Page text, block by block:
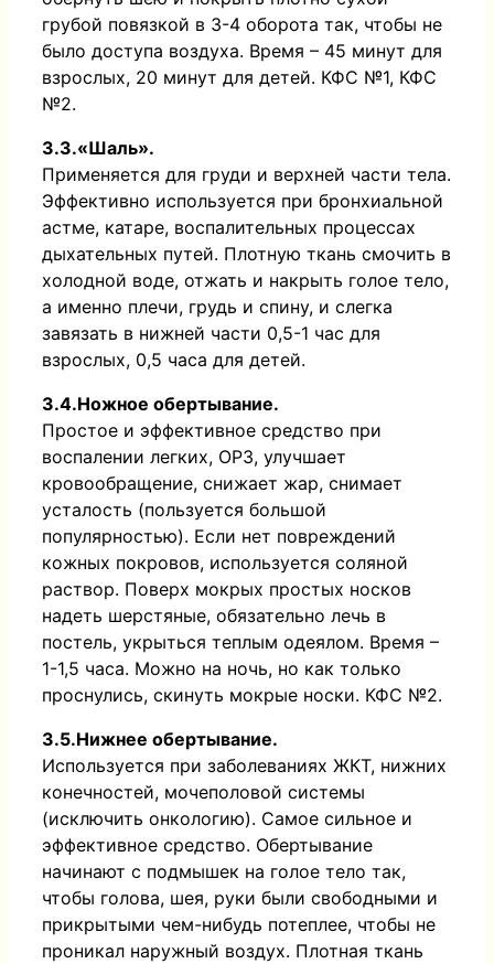
грубой повязкой в 3-4 оборота так, чтобы не
было доступа воздуха. Время – 45 минут для
взрослых, 20 минут для детей. КФС №1, КФС
№2.
3.3.«Шаль».
Применяется для груди и верхней части тела.
Эффективно используется при бронхиальной
астме, катаре, воспалительных процессах
дыхательных путей. Плотную ткань смочить в
холодной воде, отжать и накрыть голое тело,
а именно плечи, грудь и спину, и слегка
завязать в нижней части 0,5-1 час для
взрослых, 0,5 часа для детей.
3.4.Ножное обертывание.
Простое и эффективное средство при
воспалении легких, ОРЗ, улучшает
кровообращение, снижает жар, снимает
усталость (пользуется большой
популярностью). Если нет повреждений
кожных покровов, используется соляной
раствор. Поверх мокрых простых носков
надеть шерстяные, обязательно лечь в
постель, укрыться теплым одеялом. Время –
1-1,5 часа. Можно на ночь, но как только
проснулись, скинуть мокрые носки. КФС №2.
3.5.Нижнее обертывание.
Используется при заболеваниях ЖКТ, нижних
конечностей, мочеполовой системы
(исключить онкологию). Самое сильное и
эффективное средство. Обертывание
начинают с подмышек на голое тело так,
чтобы голова, шея, руки были свободными и
прикрытыми чем-нибудь потеплее, чтобы не
проникал наружный воздух. Плотная ткань